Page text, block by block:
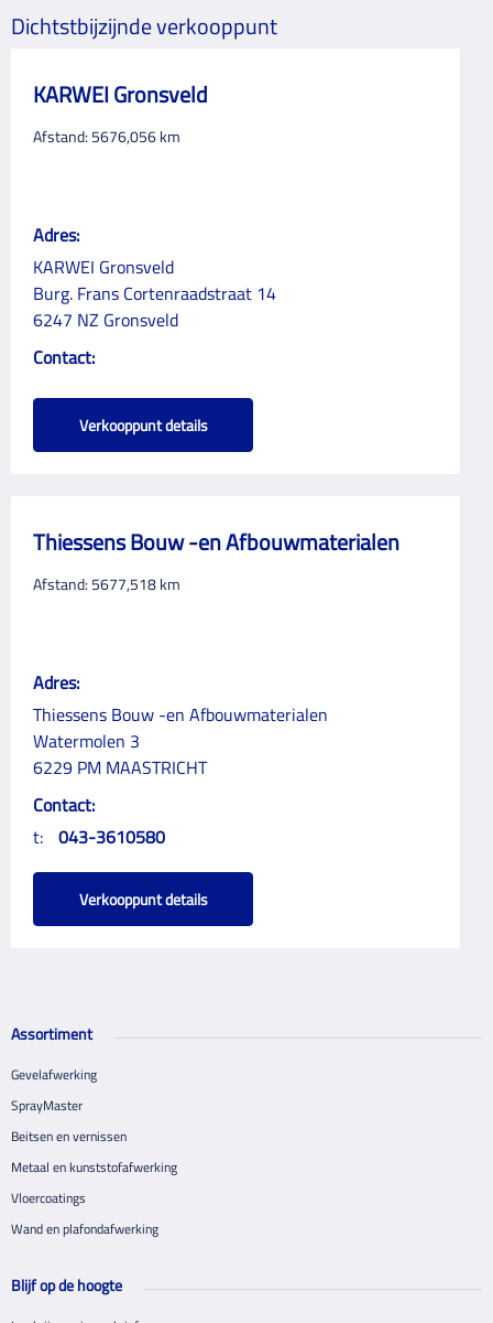
Dichtstbijzijnde verkooppunt
KARWEI Gronsveld
Afstand: 5676,056km
Adres:
KARWEI Gronsveld
Burg. Frans Cortenraadstraat 14
6247 NZ Gronsveld
Contact:
Verkooppunt details
Thiessens Bouw -en Afbouwmaterialen
Afstand: 5677,518km
Adres:
Thiessens Bouw -en Afbouwmaterialen
Watermolen 3
6229 PM MAASTRICHT
Contact:
t: 043-3610580
Verkooppunt details
Assortiment
Gevelafwerking
SprayMaster
Beitsen en vernissen
Metaal en kunststofafwerking
Vloercoatings
Wand en plafondafwerking
Blijf op de hoogte